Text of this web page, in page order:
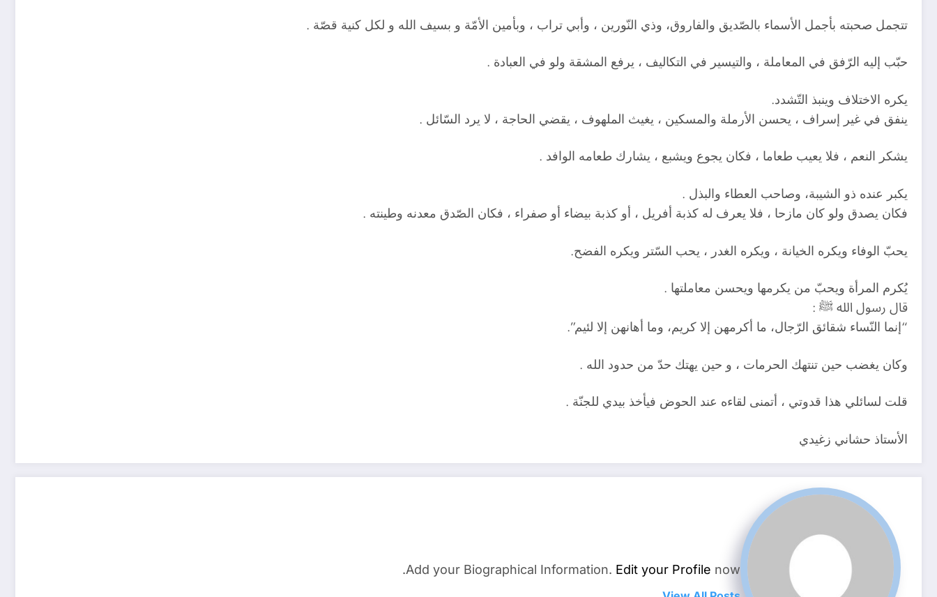
تتجمل صحبته بأجمل الأسماء بالصّديق والفاروق، وذي النّورين ، وأبي تراب ، وبأمين الأمّة و بسيف الله و لكل كنية قصّة .
حبّب إليه الرّفق في المعاملة ، والتيسير في التكاليف ، يرفع المشقة ولو في العبادة .
يكره الاختلاف وينبذ التّشدد.
ينفق في غير إسراف ، يحسن الأرملة والمسكين ، يغيث الملهوف ، يقضي الحاجة ، لا يرد السّائل .
يشكر النعم ، فلا يعيب طعاما ، فكان يجوع ويشبع ، يشارك طعامه الوافد .
يكبر عنده ذو الشيبة، وصاحب العطاء والبذل .
فكان يصدق ولو كان مازحا ، فلا يعرف له كذبة أفريل ، أو كذبة بيضاء أو صفراء ، فكان الصّدق معدنه وطينته .
يحبّ الوفاء ويكره الخيانة ، ويكره الغدر ، يحب السّتر ويكره الفضح.
يُكرم المرأة ويحبّ من يكرمها ويحسن معاملتها .
قال رسول الله ﷺ :
“إنما النّساء شقائق الرّجال، ما أكرمهن إلا كريم، وما أهانهن إلا لئيم”.
وكان يغضب حين تنتهك الحرمات ، و حين يهتك حدّ من حدود الله .
قلت لسائلي هذا قدوتي ، أتمنى لقاءه عند الحوض فيأخذ بيدي للجنّة .
الأستاذ حشاني زغيدي
Add your Biographical Information. Edit your Profile now.